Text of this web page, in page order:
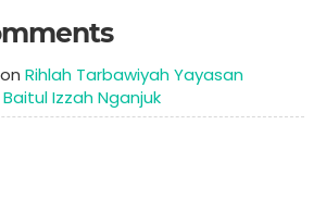
onRihlah Tarbawiyah Yayasan
Izzah Nganjuk